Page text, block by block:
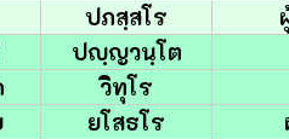
ปภสฺสโร
ปญฺญวนฺโต
วิทุโร
ยโสธโร